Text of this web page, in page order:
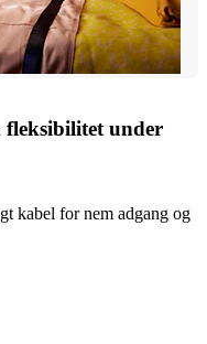
fleksibilitet under
kabel for nem adgang og